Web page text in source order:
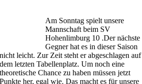
Am Sonntag spielt unsere
Mannschaft beim SV
Hohenlimburg 10 .Der nächste
Gegner hat es in dieser Saison
nicht leicht. Zur Zeit steht er abgeschlagen auf
dem letzten Tabellenplatz. Um noch eine
theoretische Chance zu haben müssen jetzt
Punkte her, egal wie. Das macht es für unsere